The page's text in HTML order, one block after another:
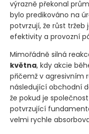
výrazně překonal
bylo predikováno na
potvrzují, že růst
efektivity a provozní
Mimořádně silná
května, kdy akcie
přičemž v agresivním
následující obchodní
že pokud je
potvrzující
velmi rychle